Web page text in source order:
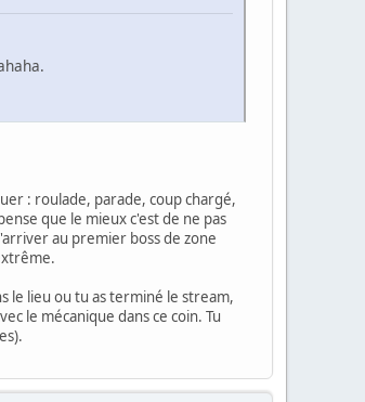
: roulade, parade, coup chargé,
que le mieux c'est de ne pas
au premier boss de zone
le lieu ou tu as terminé le stream,
le mécanique dans ce coin. Tu